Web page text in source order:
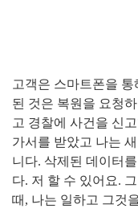
고객은 스마트폰을
된 것은 복원을 요청
고 경찰에 사건을 신
가서를 받았고 나는
니다. 삭제된 데이터
다. 저 할 수 있어요.
때 , 나는 일하고 그것